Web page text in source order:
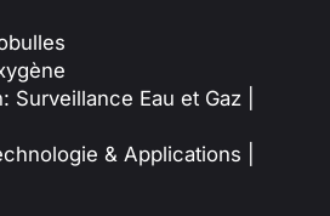
Surveillance Eau et Gaz |
& Applications |